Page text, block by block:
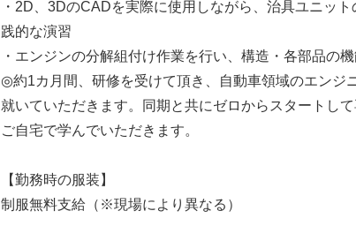
・2D、3DのCADを実際に使用しながら、治具ユニッ
践的な演習
・エンジンの分解組付け作業を行い、構造・各部品
◎約1カ月間、研修を受けて頂き、自動車領域のエンジ
就いていただきます。同期と共にゼロからスタートし
ご自宅で学んでいただきます。
【勤務時の服装】
制服無料支給（※現場により異なる）